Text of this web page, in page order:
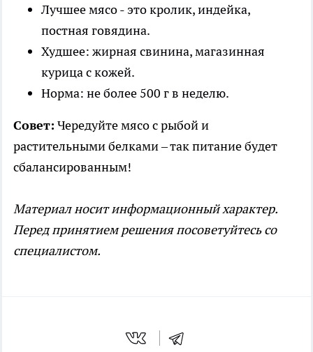
Лучшее мясо - это кролик, индейка,
постная говядина.
Худшее: жирная свинина, магазинная
курица с кожей.
Норма: не более 500 г в неделю.
Совет: Чередуйте мясо с рыбой и
растительными белками – так питание будет
сбалансированным!
Материал носит информационный характер.
Перед принятием решения посоветуйтесь со
специалистом.